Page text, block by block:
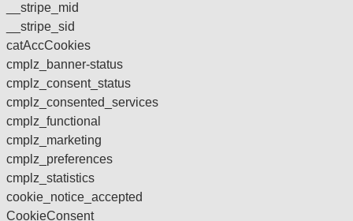
__stripe_mid
__stripe_sid
catAccCookies
cmplz_banner-status
cmplz_consent_status
cmplz_consented_services
cmplz_functional
cmplz_marketing
cmplz_preferences
cmplz_statistics
cookie_notice_accepted
CookieConsent